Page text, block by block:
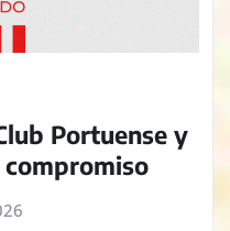
Portuense y